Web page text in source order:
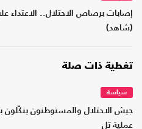
إصابات برصاص الاحتلال.. الاعتداء
(شاهد)
تغطية ذات صلة
سياسة
جيش الاحتلال والمستوطنون ينكّلون
عملية تل